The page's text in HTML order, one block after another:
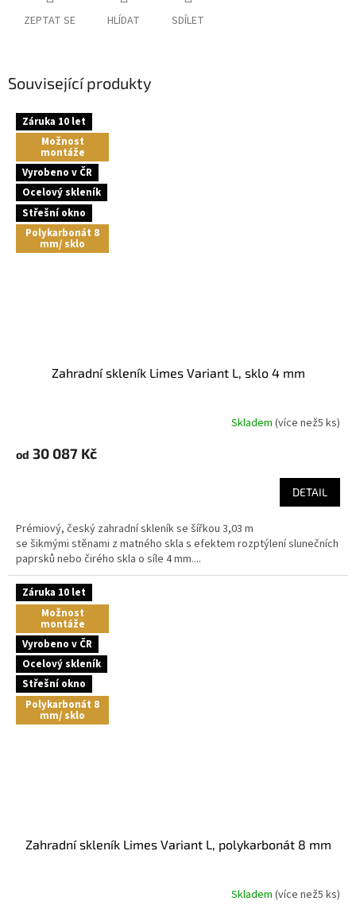
ZEPTAT SE HLÍDAT SDÍLET
Související produkty
Záruka 10 let
Možnost
montáže
Vyrobeno v ČR
Ocelový skleník
Střešní okno
Polykarbonát 8
mm/ sklo
Zahradní skleník Limes Variant L, sklo 4 mm
Skladem (více než5 ks)
od 30 087 Kč
DETAIL
Prémiový, český zahradní skleník se šířkou 3,03 m
se šikmými stěnami z matného skla s efektem rozptýlení slunečních
paprsků nebo čirého skla o síle 4 mm....
Záruka 10 let
Možnost
montáže
Vyrobeno v ČR
Ocelový skleník
Střešní okno
Polykarbonát 8
mm/ sklo
Zahradní skleník Limes Variant L, polykarbonát 8 mm
Skladem (více než5 ks)